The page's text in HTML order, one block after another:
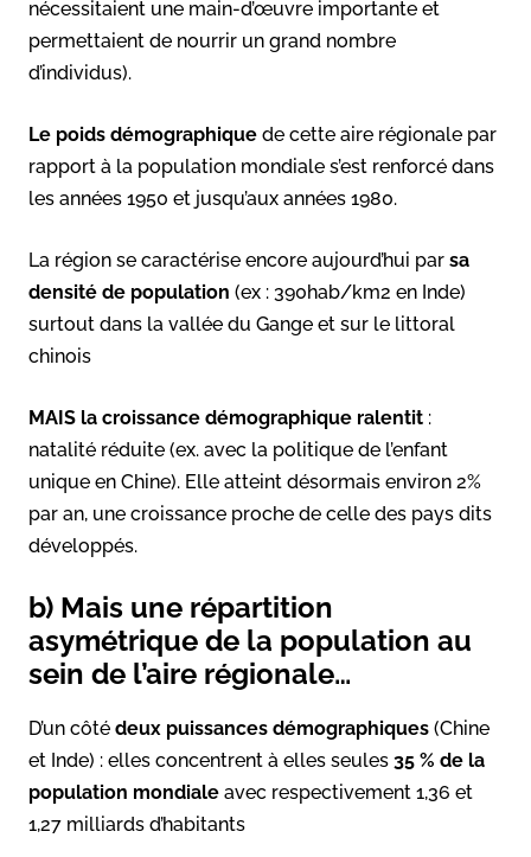
nécessitaient une main-d’œuvre importante et
permettaient de nourrir un grand nombre
d’individus).
Le poids démographique de cette aire régionale par
rapport à la population mondiale s’est renforcé dans
les années 1950 et jusqu’aux années 1980.
La région se caractérise encore aujourd’hui par sa
densité de population (ex : 390hab/km2 en Inde)
surtout dans la vallée du Gange et sur le littoral
chinois
MAIS la croissance démographique ralentit :
natalité réduite (ex. avec la politique de l’enfant
unique en Chine). Elle atteint désormais environ 2%
par an, une croissance proche de celle des pays dits
développés.
b) Mais une répartition
asymétrique de la population au
sein de l’aire régionale…
D’un côté deux puissances démographiques (Chine
et Inde) : elles concentrent à elles seules 35 % de la
population mondiale avec respectivement 1,36 et
1,27 milliards d’habitants